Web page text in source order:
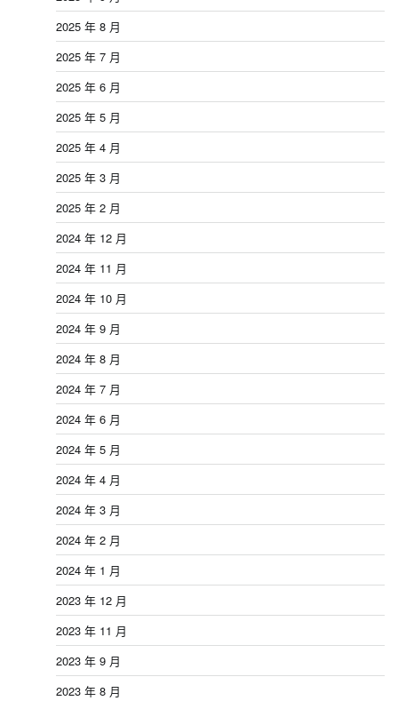
2025 年 8 月
2025 年 7 月
2025 年 6 月
2025 年 5 月
2025 年 4 月
2025 年 3 月
2025 年 2 月
2024 年 12 月
2024 年 11 月
2024 年 10 月
2024 年 9 月
2024 年 8 月
2024 年 7 月
2024 年 6 月
2024 年 5 月
2024 年 4 月
2024 年 3 月
2024 年 2 月
2024 年 1 月
2023 年 12 月
2023 年 11 月
2023 年 9 月
2023 年 8 月